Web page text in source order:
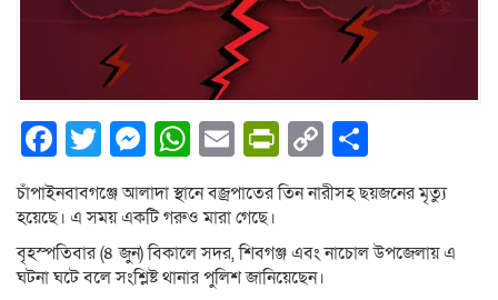
Facebook
Twitter
Messenger
WhatsApp
EmailPrintFriendly
Copy
Link
চাঁপাইনবাবগঞ্জে আলাদা স্থানে বজ্রপাতের তিন নারীসহ ছয়জনের মৃত্যু
হয়েছে। এ সময় একটি গরুও মারা গেছে।
বৃহস্পতিবার (৪ জুন) বিকালে সদর, শিবগঞ্জ এবং নাচোল উপজেলায় এ
ঘটনা ঘটে বলে সংশ্লিষ্ট থানার পুলিশ জানিয়েছেন।